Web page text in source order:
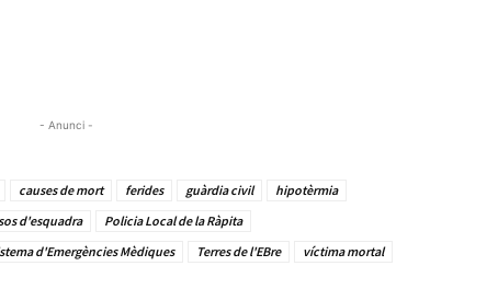
- Anunci -
causes de mort ferides guàrdia civil
hipotèrmia
d'esquadra
Policia Local de la Ràpita
d'Emergències Mèdiques Terres de l'EBre víctima mortal